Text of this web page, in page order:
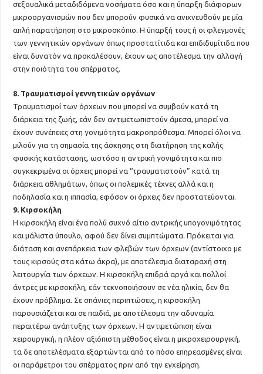
σεξουαλικά μεταδιδόμενα νοσήματα όσο και η ύπαρξη διάφορων
μικροοργανισμών που δεν μπορούν φυσικά να ανιχνευθούν με μία
απλή παρατήρηση στο μικροσκόπιο. Η ύπαρξή τους ή οι φλεγμονές
των γεννητικών οργάνων όπως προστατίτιδα και επιδιδυμίτιδα που
είναι δυνατόν να προκαλέσουν, έχουν ως αποτέλεσμα την αλλαγή
στην ποιότητα του σπέρματος.
8. Τραυματισμοί γεννητικών οργάνων
Τραυματισμοί των όρχεων που μπορεί να συμβούν κατά τη
διάρκεια της ζωής, εάν δεν αντιμετωπιστούν άμεσα, μπορεί να
έχουν συνέπειες στη γονιμότητα μακροπρόθεσμα. Μπορεί όλοι να
μιλούν για τη σημασία της άσκησης στη διατήρηση της καλής
φυσικής κατάστασης, ωστόσο η αντρική γονιμότητα και πιο
συγκεκριμένα οι όρχεις μπορεί να “τραυματιστούν” κατά τη
διάρκεια αθλημάτων, όπως οι πολεμικές τέχνες αλλά και η
ποδηλασία και η ιππασία, εφόσον οι όρχεις δεν προστατεύονται.
9. Κιρσοκήλη
Η κιρσοκήλη είναι ένα πολύ συχνό αίτιο αντρικής υπογονιμότητας
και μάλιστα ύπουλο, αφού δεν δίνει συμπτώματα. Πρόκειται για
διάταση και ανεπάρκεια των φλεβών των όρχεων (αντίστοιχο με
τους κιρσούς στα κάτω άκρα), με αποτέλεσμα διαταραχή στη
λειτουργία των όρχεων. Η κιρσοκήλη επιδρά αργά και πολλοί
άντρες με κιρσοκήλη, εάν τεκνοποιήσουν σε νέα ηλικία, δεν θα
έχουν πρόβλημα. Σε σπάνιες περιπτώσεις, η κιρσοκήλη
παρουσιάζεται και σε παιδιά, με αποτέλεσμα την αδυναμία
περαιτέρω ανάπτυξης των όρχεων. Η αντιμετώπιση είναι
χειρουργική, η πλέον αξιόπιστη μέθοδος είναι η μικροχειρουργική,
τα δε αποτελέσματα εξαρτώνται από το πόσο επηρεασμένες είναι
οι παράμετροι του σπέρματος πριν από την εγχείρηση.